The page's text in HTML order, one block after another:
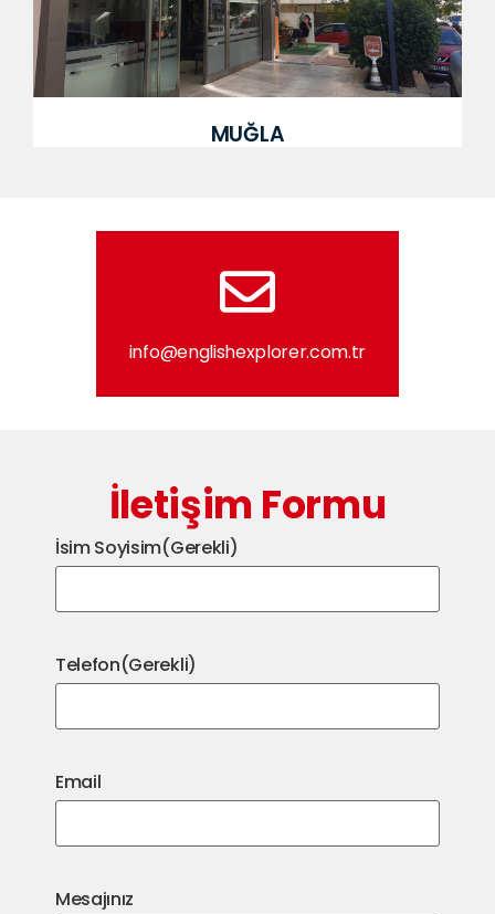
MUĞLA
info@englishexplorer.com.tr
İletişim Formu
İsim Soyisim(Gerekli)
Telefon(Gerekli)
Email
Mesajınız